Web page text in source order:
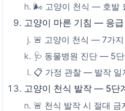
🌬️ 고양이 천식 — 호발
고양이 마른 기침 — 응
🚨 고양이 천식 — 7가지
🩺 동물병원 진단 — 5
📋 가정 관찰 — 발작 일
고양이 천식 발작 — 5단
🚨 천식 발작 시 절대 금